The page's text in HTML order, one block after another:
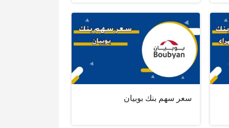
سعر سهم بنك بوبيان